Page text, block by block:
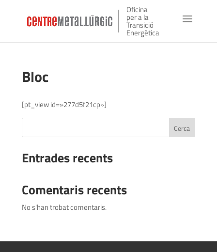
Oficina
per a la
Transició
Energètica
Bloc
[pt_view id=»277d5f21cp»]
Cerca
Entrades recents
Comentaris recents
No s'han trobat comentaris.